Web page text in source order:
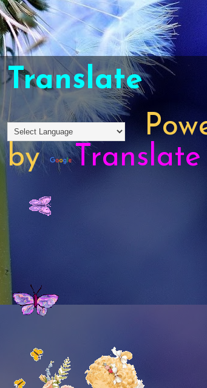
Translate
by
Translate